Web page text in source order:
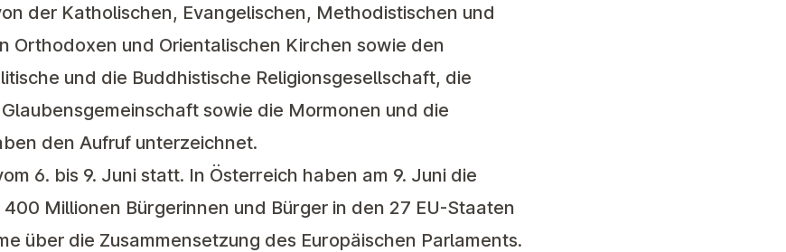
der Katholischen, Evangelischen, Methodistischen und
Orthodoxen und Orientalischen Kirchen sowie den
und die Buddhistische Religionsgesellschaft, die
sowie die Mormonen und die
den Aufruf unterzeichnet.
6. bis 9. Juni statt. In Österreich haben am 9. Juni die
Millionen Bürgerinnen und Bürger in den 27 EU-Staaten
über die Zusammensetzung des Europäischen Parlaments.